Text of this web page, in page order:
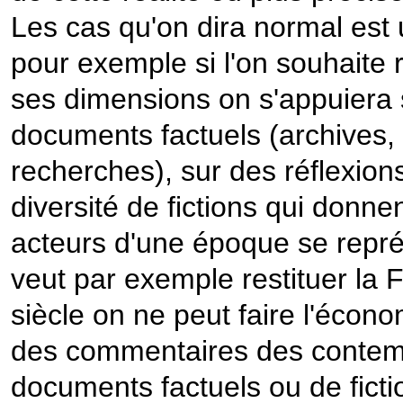
Les cas qu'on dira normal
pour exemple si l'on souhaite
ses dimensions on
documents factuels
recherches), sur des
diversité de fictions qui
acteurs d'une époque se
veut par exemple restituer la
siècle on ne peut faire
des commentaires des
documents factuels ou de